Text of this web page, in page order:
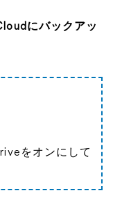
にバックアッ
をオンにして